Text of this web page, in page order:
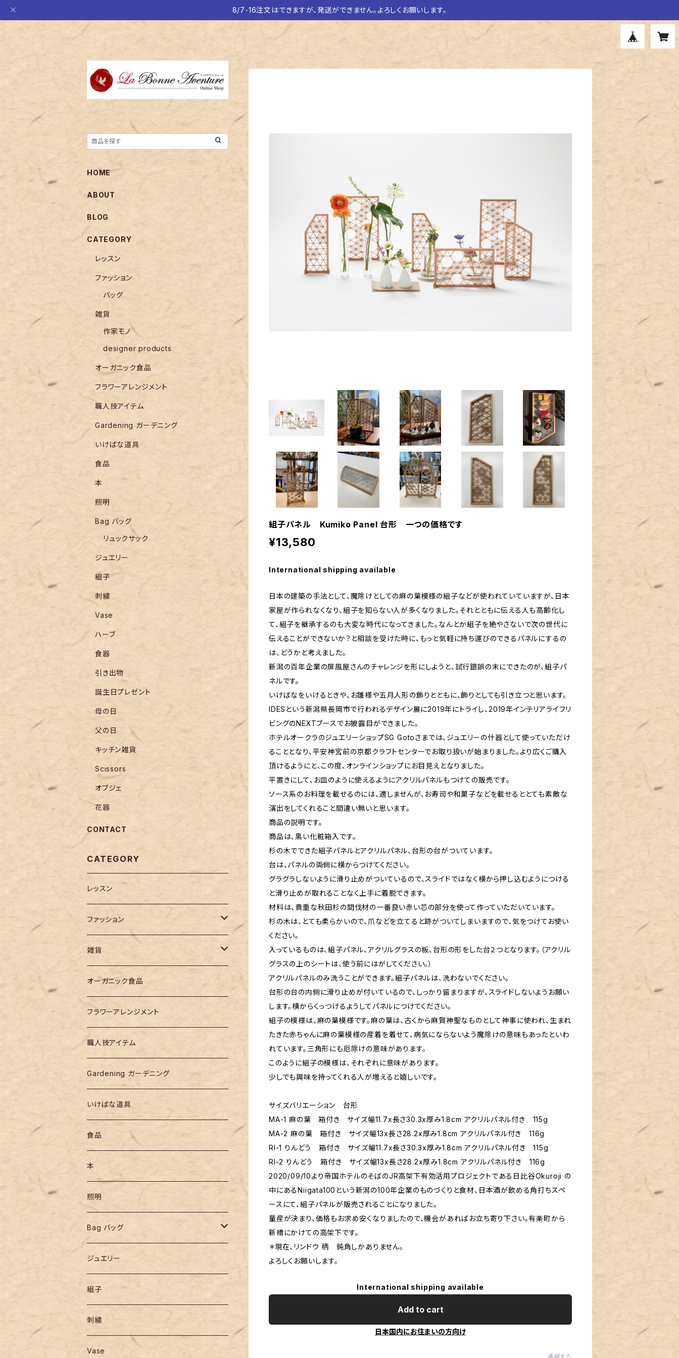
8/7-16注文はできますが、発送ができません。よろしくお願いします。
組子パネル Kumiko Panel 台形 一つの価格です
¥13,580
International shipping available
日本の建築の手法として、魔除けとしての麻の葉模様の組子などが使われていていますが、日本
家屋が作られなくなり、組子を知らない人が多くなりました。それとともに伝える人も高齢化し
て、組子を継承するのも大変な時代になってきました。なんとか組子を絶やさないで次の世代に
伝えることができないか？と相談を受けた時に、もっと気軽に持ち運びのできるパネルにするの
は、どうかと考えました。
新潟の百年企業の屏風屋さんのチャレンジを形にしようと、試行錯誤の末にできたのが、組子パ
ネルです。
いけばなをいけるときや、お雛様や五月人形の飾りとともに、飾りとしても引き立つと思います。
IDESという新潟県長岡市で行われるデザイン展に2019年にトライし、2019年インテリアライフリ
ビングのNEXTブースでお披露目ができました。
ホテルオークラのジュエリーショップSG Gotoさまでは、ジュエリーの什器として使っていただけ
ることとなり、平安神宮前の京都クラフトセンターでお取り扱いが始まりました。より広くご購入
頂けるようにと、この度、オンラインショップにお目見えとなりました。
平置きにして、お皿のように使えるようにアクリルパネルもつけての販売です。
ソース系のお料理を載せるのには、適しませんが、お寿司や和菓子などを載せるととても素敵な
演出をしてくれること間違い無いと思います。
商品の説明です。
商品は、黒い化粧箱入です。
杉の木でできた組子パネルとアクリルパネル、台形の台がついています。
台は、パネルの両側に横からつけてください。
グラグラしないように滑り止めがついているので、スライドではなく横から押し込むようにつける
と滑り止めが取れることなく上手に着脱できます。
材料は、貴重な秋田杉の間伐材の一番良い赤い芯の部分を使って作っていただいています。
杉の木は、とても柔らかいので、爪などを立てると跡がついてしまいますので、気をつけてお使い
ください。
入っているものは、組子パネル、アクリルグラスの板、台形の形をした台２つとなります。（アクリル
グラスの上のシートは、使う前にはがしてください。）
アクリルパネルのみ洗うことができます。組子パネルは、洗わないでください。
台形の台の内側に滑り止めが付いているので、しっかり留まりますが、スライドしないようお願い
します。横からくっつけるようしてパネルにつけてください。
組子の模様は、麻の葉模様です。麻の葉は、古くから麻賀神聖なものとして神事に使われ、生まれ
たきた赤ちゃんに麻の葉模様の産着を着せて、病気にならないよう魔除けの意味もあったといわ
れています。三角形にも厄除けの意味があります。
このように組子の模様は、それぞれに意味があります。
少しでも興味を持ってくれる人が増えると嬉しいです。
サイズバリエーション 台形
MA-1 麻の葉 箱付き サイズ幅11.7x長さ30.3x厚み1.8cm アクリルパネル付き 115g
MA-2 麻の葉 箱付き サイズ幅13x長さ28.2x厚み1.8cm アクリルパネル付き 116g
RI-1 りんどう 箱付き サイズ幅11.7x長さ30.3x厚み1.8cm アクリルパネル付き 115g
RI-2 りんどう 箱付き サイズ幅13x長さ28.2x厚み1.8cm アクリルパネル付き 116g
2020/09/10より帝国ホテルのそばのJR高架下有効活用プロジェクトである日比谷Okuroji の
中にあるNiigata100という新潟の100年企業のものづくりと食材、日本酒が飲める角打ちスペ
ースにて、組子パネルが販売されることになりました。
量産が決まり、価格もお求め安くなりましたので、機会があればお立ち寄り下さい。有楽町から
新橋にかけての高架下です。
＊現在、リンドウ 柄 鈍角しかありません。
よろしくお願いします。
International shipping available
Add to cart
日本国内にお住まいの方向け
HOME
ABOUT
BLOG
CATEGORY
レッスン
ファッション
バッグ
雑貨
作家モノ
designer products
オーガニック食品
フラワーアレンジメント
職人技アイテム
Gardening ガーデニング
いけばな道具
食品
本
照明
Bag バッグ
リュックサック
ジュエリー
組子
刺繍
Vase
ハーブ
食器
引き出物
誕生日プレゼント
母の日
父の日
キッチン雑貨
Scissors
オブジェ
花器
CONTACT
CATEGORY
レッスン
ファッション
バッグ
雑貨
作家モノ
designer products
オーガニック食品
フラワーアレンジメント
職人技アイテム
Gardening ガーデニング
いけばな道具
食品
本
照明
Bag バッグ
リュックサック
ジュエリー
組子
刺繍
Vase